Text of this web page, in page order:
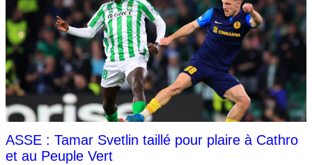
ASSE : Tamar Svetlin taillé pour plaire à Cathro
et au Peuple Vert